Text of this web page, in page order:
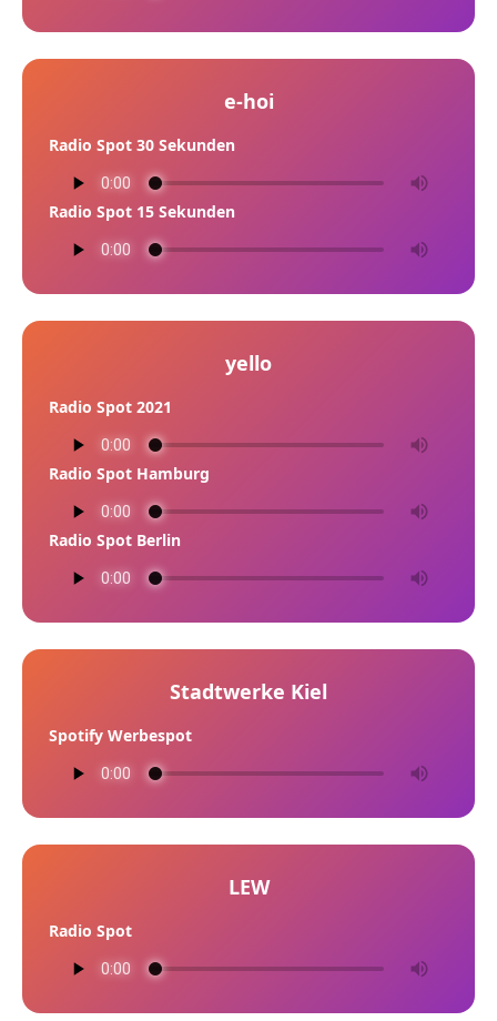
e-hoi
Radio Spot 30 Sekunden
Radio Spot 15 Sekunden
yello
Radio Spot 2021
Radio Spot Hamburg
Radio Spot Berlin
Stadtwerke Kiel
Spotify Werbespot
LEW
Radio Spot